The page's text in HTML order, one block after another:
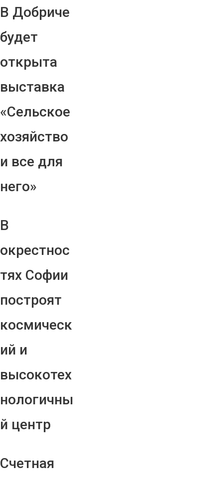
В Добриче
будет
открыта
выставка
«Сельское
хозяйство
и все для
него»
В
окрестнос
тях Софии
построят
космическ
ий и
высокотех
нологичны
й центр
Счетная